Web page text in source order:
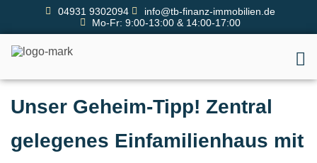
04931 9302094
info@tb-finanz-immobilien.de
Mo-Fr: 9:00-13:00 & 14:00-17:00
Unser Geheim-Tipp! Zentral
gelegenes Einfamilienhaus mit